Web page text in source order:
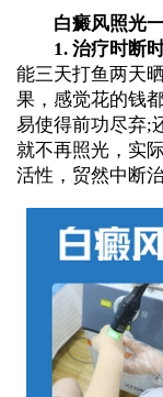
白癜风照光一
1. 治疗时断
能三天打鱼两天
果，感觉花的钱
易使得前功尽弃;
就不再照光，实
活性，贸然中断